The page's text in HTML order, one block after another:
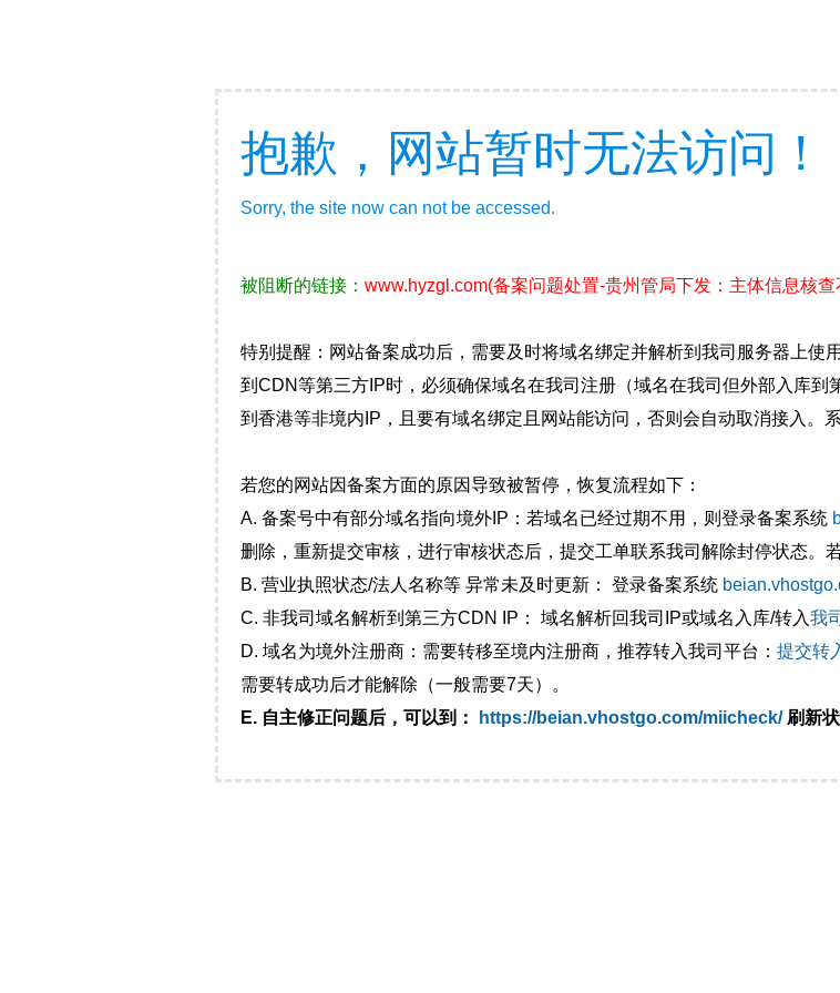
抱歉，网站暂时无法访问！
Sorry, the site now can not be accessed.
被阻断的链接： www.hyzgl.com(备案问题处置-贵州管局下发：主体信息核
特别提醒：网站备案成功后，需要及时将域名绑定并解析到我司服务器上使
到CDN等第三方IP时，必须确保域名在我司注册（域名在我司但外部入库
到香港等非境内IP，且要有域名绑定且网站能访问，否则会自动取消接入。
若您的网站因备案方面的原因导致被暂停，恢复流程如下：
A. 备案号中有部分域名指向境外IP：若域名已经过期不用，则登录备案系统
删除，重新提交审核，进行审核状态后，提交工单联系我司解除封停状态。
B. 营业执照状态/法人名称等 异常未及时更新： 登录备案系统
C. 非我司域名解析到第三方CDN IP： 域名解析回我司IP或域名入库/转入我
D. 域名为境外注册商：需要转移至境内注册商，推荐转入我司平台： 提交转
需要转成功后才能解除（一般需要7天）。
E. 自主修正问题后，可以到：
https://beian.vhostgo.com/miicheck/刷新状